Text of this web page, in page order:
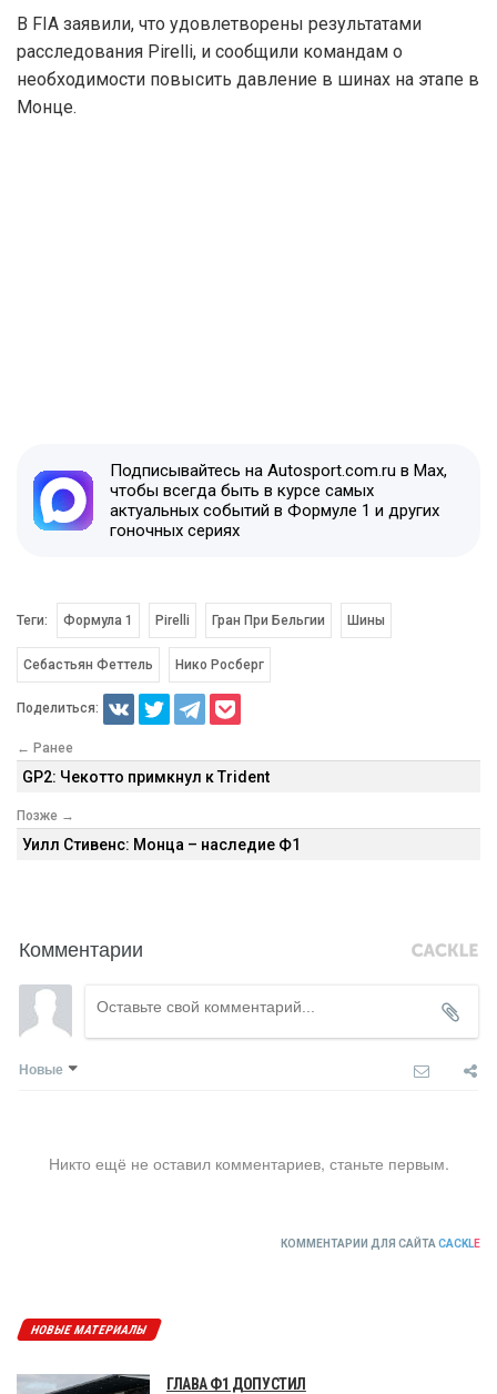
В FIA заявили, что удовлетворены результатами
расследования Pirelli, и сообщили командам о
необходимости повысить давление в шинах на этапе в
Монце.
Подписывайтесь на Autosport.com.ru в Max,
чтобы всегда быть в курсе самых
актуальных событий в Формуле 1 и других
гоночных сериях
Теги: Формула 1 Pirelli Гран При Бельгии Шины
Себастьян Феттель Нико Росберг
Поделиться:
← Ранее
GP2: Чекотто примкнул к Trident
Позже →
Уилл Стивенс: Монца – наследие Ф1
Комментарии
Новые
Никто ещё не оставил комментариев, станьте первым.
КОММЕНТАРИИ ДЛЯ САЙТА CACKLE
НОВЫЕ МАТЕРИАЛЫ
ГЛАВА Ф1 ДОПУСТИЛ